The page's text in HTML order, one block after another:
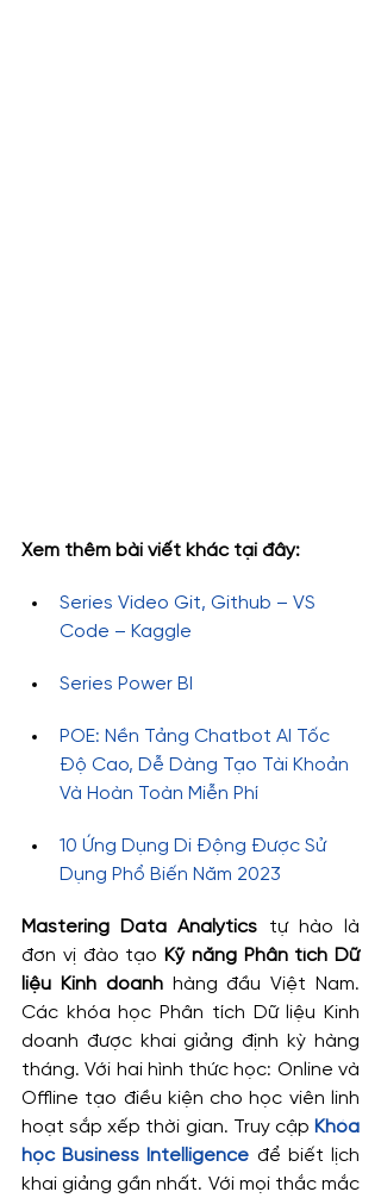
Xem thêm bài viết khác tại đây:
Series Video Git, Github – VS
Code – Kaggle
Series Power BI
POE: Nền Tảng Chatbot AI Tốc
Độ Cao, Dễ Dàng Tạo Tài Khoản
Và Hoàn Toàn Miễn Phí
10 Ứng Dụng Di Động Được Sử
Dụng Phổ Biến Năm 2023
Mastering Data Analytics tự hào là
đơn vị đào tạo Kỹ năng Phân tích Dữ
liệu Kinh doanh hàng đầu Việt Nam.
Các khóa học Phân tích Dữ liệu Kinh
doanh được khai giảng định kỳ hàng
tháng. Với hai hình thức học: Online và
Offline tạo điều kiện cho học viên linh
hoạt sắp xếp thời gian. Truy cập Khóa
học Business Intelligence để biết lịch
khai giảng gần nhất. Với mọi thắc mắc